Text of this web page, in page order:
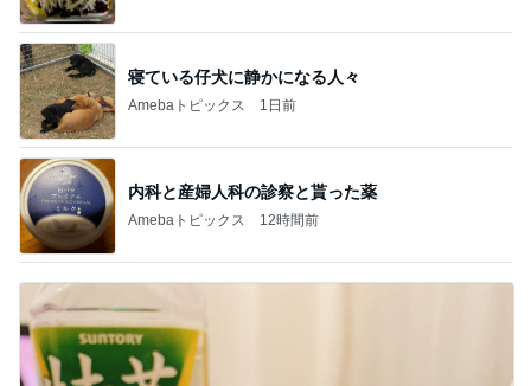
寝ている仔犬に静かになる人々
Amebaトピックス 1日前
内科と産婦人科の診察と貰った薬
Amebaトピックス 12時間前